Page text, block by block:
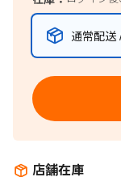
通常配送
店舗在庫